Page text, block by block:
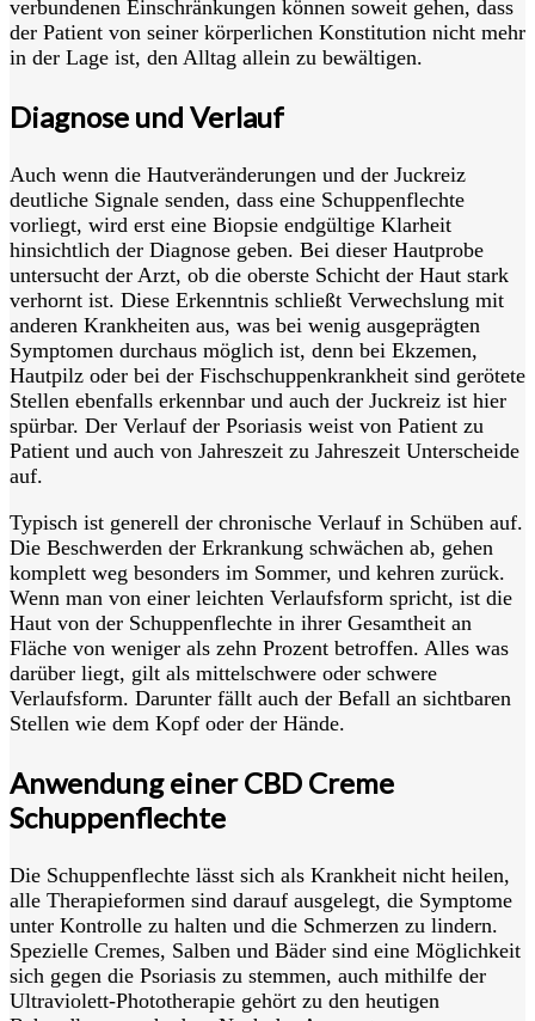
verbundenen Einschränkungen können soweit gehen, dass
der Patient von seiner körperlichen Konstitution nicht mehr
in der Lage ist, den Alltag allein zu bewältigen.
Diagnose und Verlauf
Auch wenn die Hautveränderungen und der Juckreiz
deutliche Signale senden, dass eine Schuppenflechte
vorliegt, wird erst eine Biopsie endgültige Klarheit
hinsichtlich der Diagnose geben. Bei dieser Hautprobe
untersucht der Arzt, ob die oberste Schicht der Haut stark
verhornt ist. Diese Erkenntnis schließt Verwechslung mit
anderen Krankheiten aus, was bei wenig ausgeprägten
Symptomen durchaus möglich ist, denn bei Ekzemen,
Hautpilz oder bei der Fischschuppenkrankheit sind gerötete
Stellen ebenfalls erkennbar und auch der Juckreiz ist hier
spürbar. Der Verlauf der Psoriasis weist von Patient zu
Patient und auch von Jahreszeit zu Jahreszeit Unterscheide
auf.
Typisch ist generell der chronische Verlauf in Schüben auf.
Die Beschwerden der Erkrankung schwächen ab, gehen
komplett weg besonders im Sommer, und kehren zurück.
Wenn man von einer leichten Verlaufsform spricht, ist die
Haut von der Schuppenflechte in ihrer Gesamtheit an
Fläche von weniger als zehn Prozent betroffen. Alles was
darüber liegt, gilt als mittelschwere oder schwere
Verlaufsform. Darunter fällt auch der Befall an sichtbaren
Stellen wie dem Kopf oder der Hände.
Anwendung einer CBD Creme
Schuppenflechte
Die Schuppenflechte lässt sich als Krankheit nicht heilen,
alle Therapieformen sind darauf ausgelegt, die Symptome
unter Kontrolle zu halten und die Schmerzen zu lindern.
Spezielle Cremes, Salben und Bäder sind eine Möglichkeit
sich gegen die Psoriasis zu stemmen, auch mithilfe der
Ultraviolett-Phototherapie gehört zu den heutigen